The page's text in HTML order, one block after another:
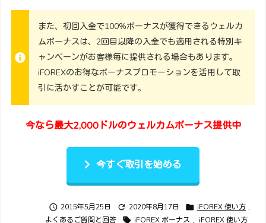
また、初回入金で100%ボーナスが獲得できるウェルカ
ムボーナスは、2回目以降の入金でも適用される特別キ
ャンペーンがお客様毎に提供される場合もあります。
iFOREXのお得なボーナスプロモーションを活用して取
引に活かすことが可能です。
今なら最大2,000ドルのウェルカムボーナス提供中
今すぐ取引を始める
 2015年5月25日  2020年8月17日  iFOREX 使い方 ,
よくあるご質問と回答
 iFOREX ボーナス , iFOREX 使い方